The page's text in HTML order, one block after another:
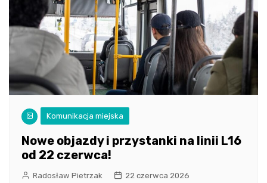
Komunikacja miejska
Nowe objazdy i przystanki na linii L16
od 22 czerwca!
Radosław Pietrzak 22 czerwca 2026